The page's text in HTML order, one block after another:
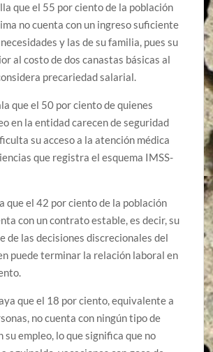
que el 55 por ciento de la población
no cuenta con un ingreso suficiente
y las de su familia, pues su
al costo de dos canastas básicas al
precariedad salarial.
que el 50 por ciento de quienes
en la entidad carecen de seguridad
su acceso a la atención médica
que registra el esquema IMSS-
que el 42 por ciento de la población
con un contrato estable, es decir, su
de las decisiones discrecionales del
puede terminar la relación laboral en
que el 18 por ciento, equivalente a
no cuenta con ningún tipo de
su empleo, lo que significa que no